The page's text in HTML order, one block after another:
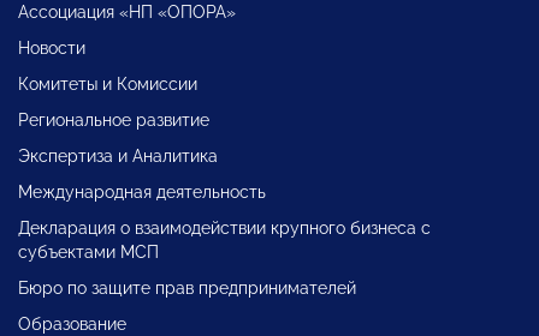
Ассоциация «НП «ОПОРА»
Новости
Комитеты и Комиссии
Региональное развитие
Экспертиза и Аналитика
Международная деятельность
Декларация о взаимодействии крупного бизнеса с
субъектами МСП
Бюро по защите прав предпринимателей
Образование